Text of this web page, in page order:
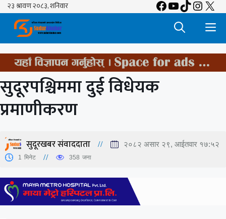
Skip
content
Facebook
YouTube
TikTok
X
सुदूरपश्चिममा दुई विधेयक
प्रमाणीकरण
सुदूरखबर संवाददाता २०८२ असार २९, आईतवार १७:५२
1 मिनेट 358 जना